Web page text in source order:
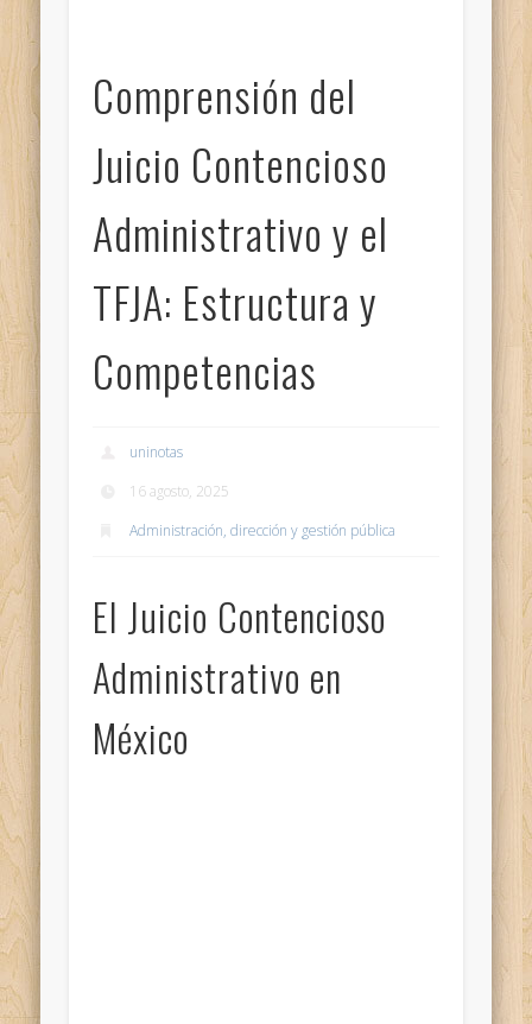
Comprensión del
Juicio Contencioso
Administrativo y el
TFJA: Estructura y
Competencias
uninotas
16 agosto, 2025
Administración, dirección y gestión pública
El Juicio Contencioso
Administrativo en
México